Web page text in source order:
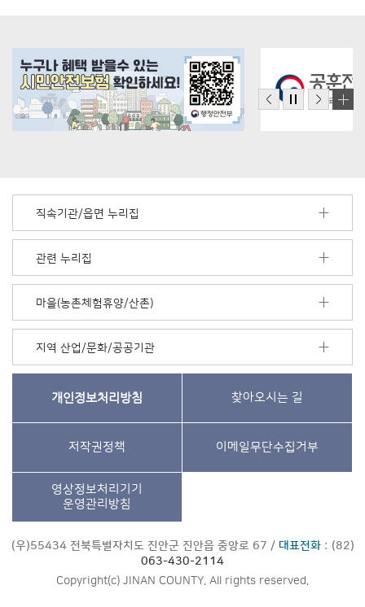
직속기관/읍면 누리집
관련 누리집
마을(농촌체험휴양/산촌)
지역 산업/문화/공공기관
개인정보처리방침 찾아오시는 길
저작권정책 이메일무단수집거부
영상정보처리기기
운영관리방침
(우)55434 전북특별자치도 진안군 진안읍 중앙로 67 / 대표전화: (82)
063-430-2114
Copyright(c) JINAN COUNTY. All rights reserved.